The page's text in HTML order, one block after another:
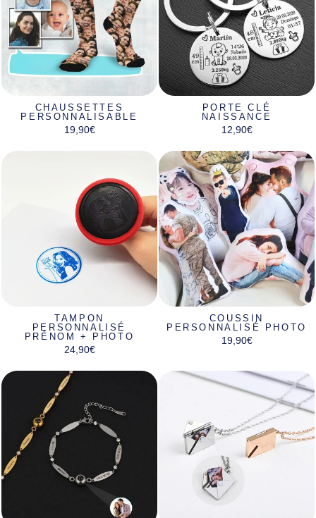
CHAUSSETTES
PERSONNALISABLE
19,90€
PORTE CLÉ
NAISSANCE
12,90€
TAMPON
PERSONNALISÉ
PRÉNOM + PHOTO
24,90€
COUSSIN
PERSONNALISÉ PHOTO
19,90€